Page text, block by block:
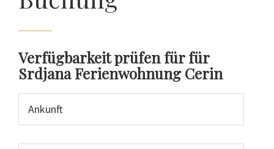
Verfügbarkeit prüfen für für
Srdjana Ferienwohnung Cerin